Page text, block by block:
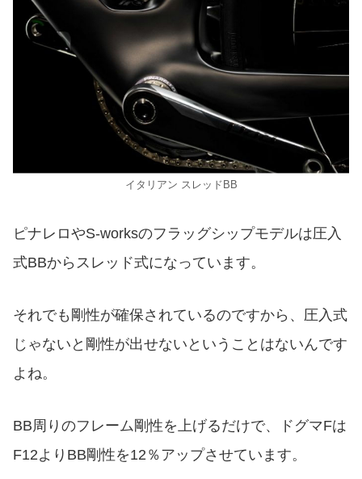
イタリアン スレッドBB
ピナレロやS-worksのフラッグシップモデルは圧入
式BBからスレッド式になっています。
それでも剛性が確保されているのですから、圧入式
じゃないと剛性が出せないということはないんです
よね。
BB周りのフレーム剛性を上げるだけで、ドグマFは
F12よりBB剛性を12％アップさせています。